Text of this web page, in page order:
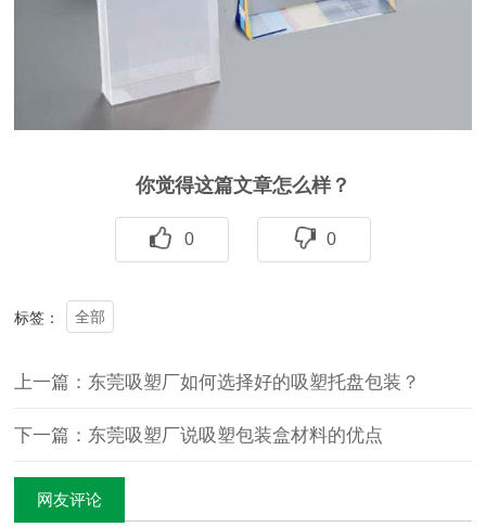
你觉得这篇文章怎么样？
0 0
标签： 全部
上一篇：东莞吸塑厂如何选择好的吸塑托盘包装？
下一篇：东莞吸塑厂说吸塑包装盒材料的优点
网友评论